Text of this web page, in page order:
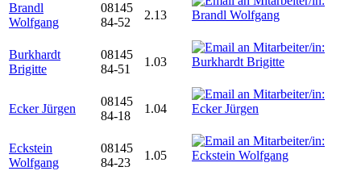
Brandl
Wolfgang
08145
84-52
2.13
Burkhardt
Brigitte
08145
84-51
1.03
Ecker Jürgen
08145
84-18
1.04
Eckstein
Wolfgang
08145
84-23
1.05